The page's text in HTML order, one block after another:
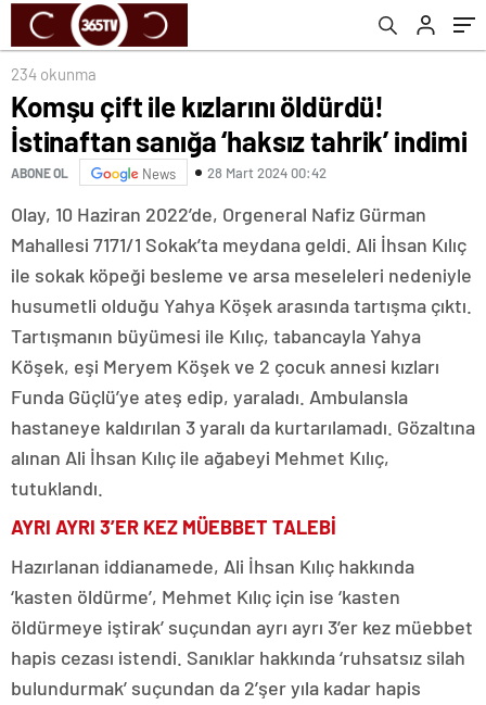
234 okunma
Komşu çift ile kızlarını öldürdü!
İstinaftan sanığa ‘haksız tahrik’ indimi
ABONE OL News 28 Mart 2024 00:42
Olay, 10 Haziran 2022’de, Orgeneral Nafiz Gürman
Mahallesi 7171/1 Sokak’ta meydana geldi. Ali İhsan Kılıç
ile sokak köpeği besleme ve arsa meseleleri nedeniyle
husumetli olduğu Yahya Köşek arasında tartışma çıktı.
Tartışmanın büyümesi ile Kılıç, tabancayla Yahya
Köşek, eşi Meryem Köşek ve 2 çocuk annesi kızları
Funda Güçlü’ye ateş edip, yaraladı. Ambulansla
hastaneye kaldırılan 3 yaralı da kurtarılamadı. Gözaltına
alınan Ali İhsan Kılıç ile ağabeyi Mehmet Kılıç,
tutuklandı.
AYRI AYRI 3’ER KEZ MÜEBBET TALEBİ
Hazırlanan iddianamede, Ali İhsan Kılıç hakkında
‘kasten öldürme’, Mehmet Kılıç için ise ‘kasten
öldürmeye iştirak’ suçundan ayrı ayrı 3’er kez müebbet
hapis cezası istendi. Sanıklar hakkında ‘ruhsatsız silah
bulundurmak’ suçundan da 2’şer yıla kadar hapis